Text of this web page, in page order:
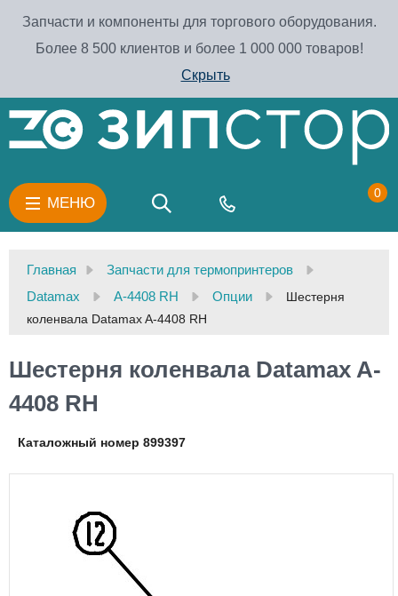
Запчасти и компоненты для торгового оборудования.
Более 8 500 клиентов и более 1 000 000 товаров!
Скрыть
МЕНЮ
0
Главная
Запчасти для термопринтеров
Datamax
A-4408 RH Опции
Шестерня
коленвала Datamax A-4408 RH
Шестерня коленвала Datamax A-
4408 RH
Каталожный номер 899397